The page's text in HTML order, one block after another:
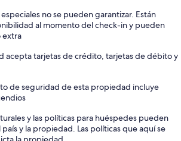
no se pueden garantizar. Están
al momento del check-in y pueden
extra
acepta tarjetas de crédito, tarjetas de débito y
de seguridad de esta propiedad incluye
y las políticas para huéspedes pueden
y la propiedad. Las políticas que aquí se